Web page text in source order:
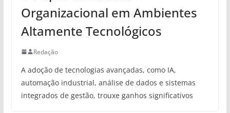
Organizacional em Ambientes
Altamente Tecnológicos
Redação
A adoção de tecnologias avançadas, como IA,
automação industrial, análise de dados e sistemas
integrados de gestão, trouxe ganhos significativos